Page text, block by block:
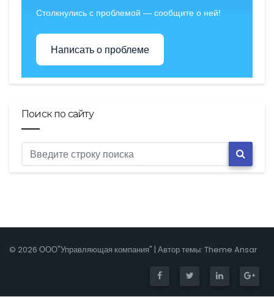
Столкнулись с проблемой — сообщите о ней!
Написать о проблеме
Поиск по сайту
© 2026 ООО"Управляющая компания" | Автор темы: Theme Ansar